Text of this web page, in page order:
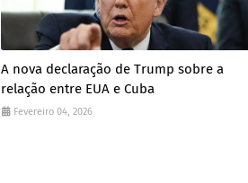
A nova declaração de Trump sobre a
relação entre EUA e Cuba
Fevereiro 04, 2026